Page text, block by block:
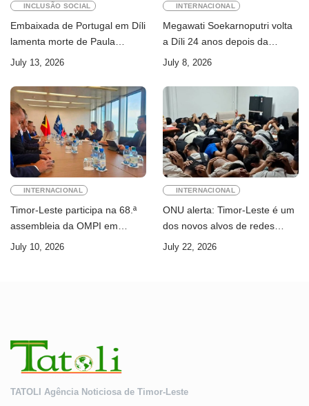
INCLUSÃO SOCIAL
Embaixada de Portugal em Díli
lamenta morte de Paula
Ferreira Pinto
July 13, 2026
INTERNACIONAL
Megawati Soekarnoputri volta
a Díli 24 anos depois da
primeira visita
July 8, 2026
INTERNACIONAL
Timor-Leste participa na 68.ª
assembleia da OMPI em
Genebra
July 10, 2026
INTERNACIONAL
ONU alerta: Timor-Leste é um
dos novos alvos de redes
internacionais de cibercrime
July 22, 2026
TATOLI Agência Noticiosa de Timor-Leste